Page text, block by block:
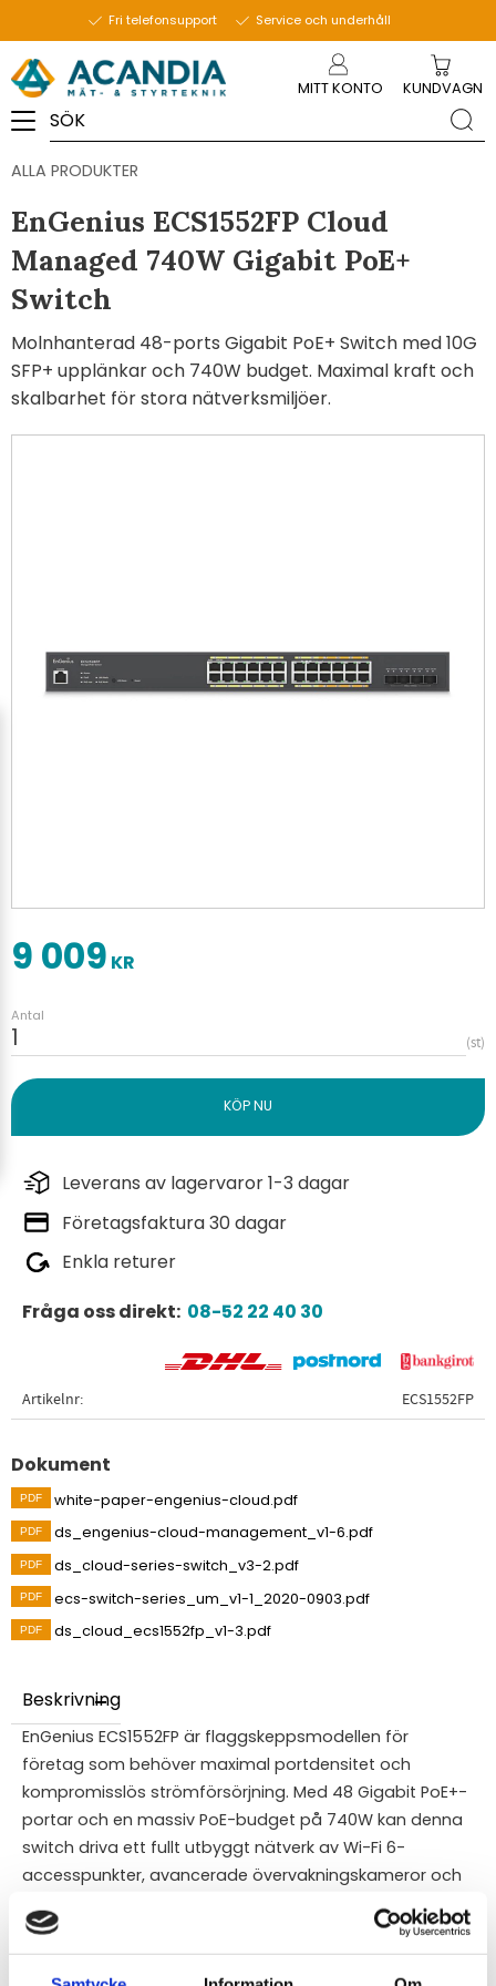
Fri telefonsupport Service och underhåll
MITT KONTO KUNDVAGN
ALLA PRODUKTER
EnGenius ECS1552FP Cloud
Managed 740W Gigabit PoE+
Switch
Molnhanterad 48-ports Gigabit PoE+ Switch med 10G
SFP+ upplänkar och 740W budget. Maximal kraft och
skalbarhet för stora nätverksmiljöer.
9 009 KR
Antal
st
Leverans av lagervaror 1-3 dagar
Företagsfaktura 30 dagar
Enkla returer
Fråga oss direkt: 08-52 22 40 30
Artikelnr ECS1552FP
Dokument
white-paper-engenius-cloud.pdf
ds_engenius-cloud-management_v1-6.pdf
ds_cloud-series-switch_v3-2.pdf
ecs-switch-series_um_v1-1_2020-0903.pdf
ds_cloud_ecs1552fp_v1-3.pdf
Beskrivning
EnGenius ECS1552FP är flaggskeppsmodellen för
företag som behöver maximal portdensitet och
kompromisslös strömförsörjning. Med 48 Gigabit PoE+-
portar och en massiv PoE-budget på 740W kan denna
switch driva ett fullt utbyggt nätverk av Wi-Fi 6-
accesspunkter, avancerade övervakningskameror och
IP-telefoner samtidigt. De fyra 10 Gbps SFP+-portarna
ger den nödvändiga bandbredden för att hantera
stora datamängder utan fördröjningar. Switchen är